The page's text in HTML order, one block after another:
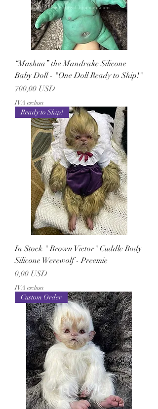
“Mashua” the Mandrake Silicone
Baby Doll - "One Doll Ready to Ship!"
Prezzo
700,00 USD
IVA esclusa
Ready to Ship!
In Stock " Brown Victor" Cuddle Body
Silicone Werewolf - Preemie
Prezzo
0,00 USD
IVA esclusa
Custom Order